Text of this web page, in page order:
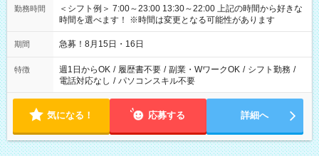
勤務時間
＜シフト例＞ 7:00～23:00 13:30～22:00 上記の時間から好きな
時間を選べます！ ※時間は変更となる可能性があります
期間 急募！8月15日・16日
特徴 週1日からOK / 履歴書不要 / 副業・WワークOK / シフト勤務 /
電話対応なし / パソコンスキル不要
気になる！ 応募する 詳細へ